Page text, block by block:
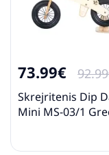
73.99€
Skrejritenis Dip
Mini MS-03/1